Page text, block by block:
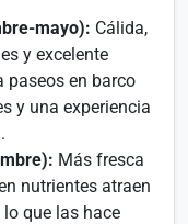
mayo): Cálida,
y excelente
paseos en barco
y una experiencia
Más fresca
nutrientes atraen
que las hace